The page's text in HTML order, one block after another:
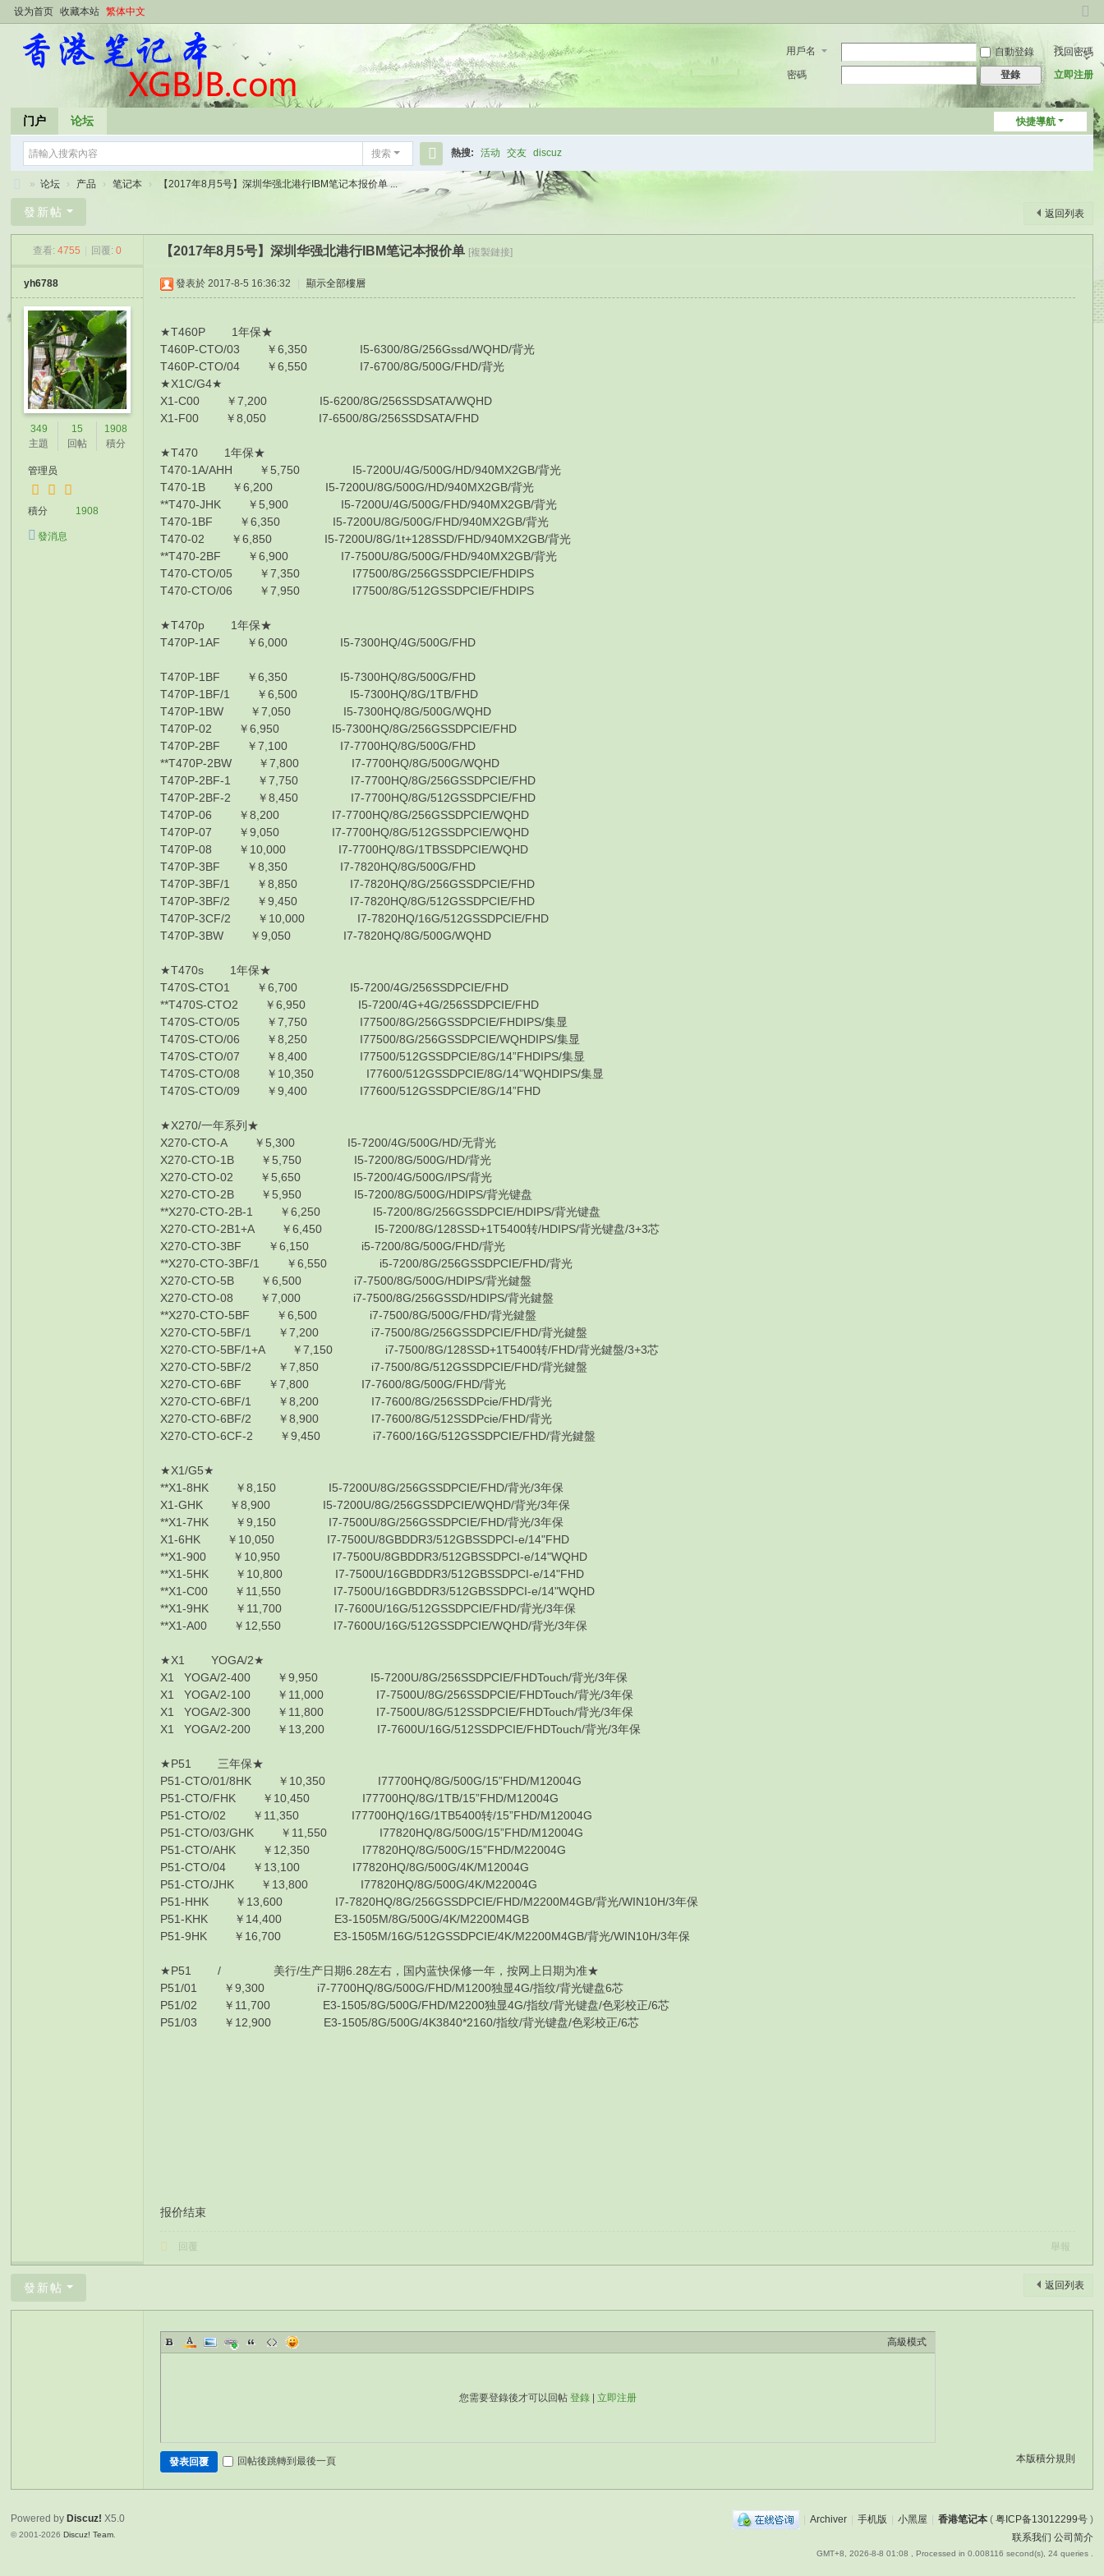
设为首页 收藏本站 繁体中文
切
到
窄
用戶名 自動登錄
找回密碼
密碼
登錄 立即注册
快捷導航
门户 论坛
搜索
索
熱搜: 活动 交友 discuz
香
港
记
本
» 论坛 › 产品 › 笔记本 › 【2017年8月5号】深圳华强北港行IBM笔记本报价单 ...
返回列表
發新帖
查看: 4755 回覆: 0 【2017年8月5号】深圳华强北港行IBM笔记本报价单 [複製鏈接]
yh6788
349
主題
15
回帖
1908
積分
管理员
積分 1908
發消息
發表於 2017-8-5 16:36:32 顯示全部樓層
★T460P 1年保★
T460P-CTO/03 ￥6,350 I5-6300/8G/256Gssd/WQHD/背光
T460P-CTO/04 ￥6,550 I7-6700/8G/500G/FHD/背光
★X1C/G4★
X1-C00 ￥7,200 I5-6200/8G/256SSDSATA/WQHD
X1-F00 ￥8,050 I7-6500/8G/256SSDSATA/FHD
★T470 1年保★
T470-1A/AHH ￥5,750 I5-7200U/4G/500G/HD/940MX2GB/背光
T470-1B ￥6,200 I5-7200U/8G/500G/HD/940MX2GB/背光
**T470-JHK ￥5,900 I5-7200U/4G/500G/FHD/940MX2GB/背光
T470-1BF ￥6,350 I5-7200U/8G/500G/FHD/940MX2GB/背光
T470-02 ￥6,850 I5-7200U/8G/1t+128SSD/FHD/940MX2GB/背光
**T470-2BF ￥6,900 I7-7500U/8G/500G/FHD/940MX2GB/背光
T470-CTO/05 ￥7,350 I77500/8G/256GSSDPCIE/FHDIPS
T470-CTO/06 ￥7,950 I77500/8G/512GSSDPCIE/FHDIPS
★T470p 1年保★
T470P-1AF ￥6,000 I5-7300HQ/4G/500G/FHD
T470P-1BF ￥6,350 I5-7300HQ/8G/500G/FHD
T470P-1BF/1 ￥6,500 I5-7300HQ/8G/1TB/FHD
T470P-1BW ￥7,050 I5-7300HQ/8G/500G/WQHD
T470P-02 ￥6,950 I5-7300HQ/8G/256GSSDPCIE/FHD
T470P-2BF ￥7,100 I7-7700HQ/8G/500G/FHD
**T470P-2BW ￥7,800 I7-7700HQ/8G/500G/WQHD
T470P-2BF-1 ￥7,750 I7-7700HQ/8G/256GSSDPCIE/FHD
T470P-2BF-2 ￥8,450 I7-7700HQ/8G/512GSSDPCIE/FHD
T470P-06 ￥8,200 I7-7700HQ/8G/256GSSDPCIE/WQHD
T470P-07 ￥9,050 I7-7700HQ/8G/512GSSDPCIE/WQHD
T470P-08 ￥10,000 I7-7700HQ/8G/1TBSSDPCIE/WQHD
T470P-3BF ￥8,350 I7-7820HQ/8G/500G/FHD
T470P-3BF/1 ￥8,850 I7-7820HQ/8G/256GSSDPCIE/FHD
T470P-3BF/2 ￥9,450 I7-7820HQ/8G/512GSSDPCIE/FHD
T470P-3CF/2 ￥10,000 I7-7820HQ/16G/512GSSDPCIE/FHD
T470P-3BW ￥9,050 I7-7820HQ/8G/500G/WQHD
★T470s 1年保★
T470S-CTO1 ￥6,700 I5-7200/4G/256SSDPCIE/FHD
**T470S-CTO2 ￥6,950 I5-7200/4G+4G/256SSDPCIE/FHD
T470S-CTO/05 ￥7,750 I77500/8G/256GSSDPCIE/FHDIPS/集显
T470S-CTO/06 ￥8,250 I77500/8G/256GSSDPCIE/WQHDIPS/集显
T470S-CTO/07 ￥8,400 I77500/512GSSDPCIE/8G/14”FHDIPS/集显
T470S-CTO/08 ￥10,350 I77600/512GSSDPCIE/8G/14”WQHDIPS/集显
T470S-CTO/09 ￥9,400 I77600/512GSSDPCIE/8G/14”FHD
★X270/一年系列★
X270-CTO-A ￥5,300 I5-7200/4G/500G/HD/无背光
X270-CTO-1B ￥5,750 I5-7200/8G/500G/HD/背光
X270-CTO-02 ￥5,650 I5-7200/4G/500G/IPS/背光
X270-CTO-2B ￥5,950 I5-7200/8G/500G/HDIPS/背光键盘
**X270-CTO-2B-1 ￥6,250 I5-7200/8G/256GSSDPCIE/HDIPS/背光键盘
X270-CTO-2B1+A ￥6,450 I5-7200/8G/128SSD+1T5400转/HDIPS/背光键盘/3+3芯
X270-CTO-3BF ￥6,150 i5-7200/8G/500G/FHD/背光
**X270-CTO-3BF/1 ￥6,550 i5-7200/8G/256GSSDPCIE/FHD/背光
X270-CTO-5B ￥6,500 i7-7500/8G/500G/HDIPS/背光鍵盤
X270-CTO-08 ￥7,000 i7-7500/8G/256GSSD/HDIPS/背光鍵盤
**X270-CTO-5BF ￥6,500 i7-7500/8G/500G/FHD/背光鍵盤
X270-CTO-5BF/1 ￥7,200 i7-7500/8G/256GSSDPCIE/FHD/背光鍵盤
X270-CTO-5BF/1+A ￥7,150 i7-7500/8G/128SSD+1T5400转/FHD/背光鍵盤/3+3芯
X270-CTO-5BF/2 ￥7,850 i7-7500/8G/512GSSDPCIE/FHD/背光鍵盤
X270-CTO-6BF ￥7,800 I7-7600/8G/500G/FHD/背光
X270-CTO-6BF/1 ￥8,200 I7-7600/8G/256SSDPcie/FHD/背光
X270-CTO-6BF/2 ￥8,900 I7-7600/8G/512SSDPcie/FHD/背光
X270-CTO-6CF-2 ￥9,450 i7-7600/16G/512GSSDPCIE/FHD/背光鍵盤
★X1/G5★
**X1-8HK ￥8,150 I5-7200U/8G/256GSSDPCIE/FHD/背光/3年保
X1-GHK ￥8,900 I5-7200U/8G/256GSSDPCIE/WQHD/背光/3年保
**X1-7HK ￥9,150 I7-7500U/8G/256GSSDPCIE/FHD/背光/3年保
X1-6HK ￥10,050 I7-7500U/8GBDDR3/512GBSSDPCI-e/14"FHD
**X1-900 ￥10,950 I7-7500U/8GBDDR3/512GBSSDPCI-e/14"WQHD
**X1-5HK ￥10,800 I7-7500U/16GBDDR3/512GBSSDPCI-e/14"FHD
**X1-C00 ￥11,550 I7-7500U/16GBDDR3/512GBSSDPCI-e/14"WQHD
**X1-9HK ￥11,700 I7-7600U/16G/512GSSDPCIE/FHD/背光/3年保
**X1-A00 ￥12,550 I7-7600U/16G/512GSSDPCIE/WQHD/背光/3年保
★X1 YOGA/2★
X1 YOGA/2-400 ￥9,950 I5-7200U/8G/256SSDPCIE/FHDTouch/背光/3年保
X1 YOGA/2-100 ￥11,000 I7-7500U/8G/256SSDPCIE/FHDTouch/背光/3年保
X1 YOGA/2-300 ￥11,800 I7-7500U/8G/512SSDPCIE/FHDTouch/背光/3年保
X1 YOGA/2-200 ￥13,200 I7-7600U/16G/512SSDPCIE/FHDTouch/背光/3年保
★P51 三年保★
P51-CTO/01/8HK ￥10,350 I77700HQ/8G/500G/15”FHD/M12004G
P51-CTO/FHK ￥10,450 I77700HQ/8G/1TB/15”FHD/M12004G
P51-CTO/02 ￥11,350 I77700HQ/16G/1TB5400转/15”FHD/M12004G
P51-CTO/03/GHK ￥11,550 I77820HQ/8G/500G/15”FHD/M12004G
P51-CTO/AHK ￥12,350 I77820HQ/8G/500G/15”FHD/M22004G
P51-CTO/04 ￥13,100 I77820HQ/8G/500G/4K/M12004G
P51-CTO/JHK ￥13,800 I77820HQ/8G/500G/4K/M22004G
P51-HHK ￥13,600 I7-7820HQ/8G/256GSSDPCIE/FHD/M2200M4GB/背光/WIN10H/3年保
P51-KHK ￥14,400 E3-1505M/8G/500G/4K/M2200M4GB
P51-9HK ￥16,700 E3-1505M/16G/512GSSDPCIE/4K/M2200M4GB/背光/WIN10H/3年保
★P51 / 美行/生产日期6.28左右，国内蓝快保修一年，按网上日期为准★
P51/01 ￥9,300 i7-7700HQ/8G/500G/FHD/M1200独显4G/指纹/背光键盘6芯
P51/02 ￥11,700 E3-1505/8G/500G/FHD/M2200独显4G/指纹/背光键盘/色彩校正/6芯
P51/03 ￥12,900 E3-1505/8G/500G/4K3840*2160/指纹/背光键盘/色彩校正/6芯
报价结束
回覆 舉報
返回列表
發新帖
高級模式
您需要登錄後才可以回帖登錄 立即注册
本版積分規則
發表回覆 回帖後跳轉到最後一頁
| Archiver | 手机版 | 小黑屋 | 香港笔记本( 粤ICP备13012299号)
联系我们 公司简介
GMT+8, 2026-8-8 01:08 , Processed in 0.008116 second(s), 24 queries .
Powered by Discuz! X5.0
© 2001-2026Discuz! Team